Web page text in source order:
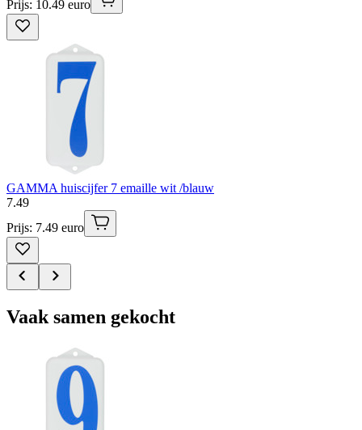
Prijs: 10.49 euro
GAMMA huiscijfer 7 emaille wit /blauw
7.49
Prijs: 7.49 euro
Vaak samen gekocht